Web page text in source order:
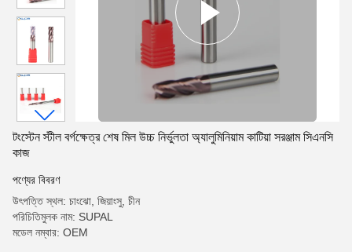
টংস্টেন স্টীল বর্গক্ষেত্র শেষ মিল উচ্চ নির্ভুলতা অ্যালুমিনিয়াম কাটিয়া সরঞ্জাম সিএনসি
কাজ
পণ্যের বিবরণ
উৎপত্তি স্থল: চাংঝো, জিয়াংসু, চীন
পরিচিতিমুলক নাম: SUPAL
মডেল নম্বার: OEM